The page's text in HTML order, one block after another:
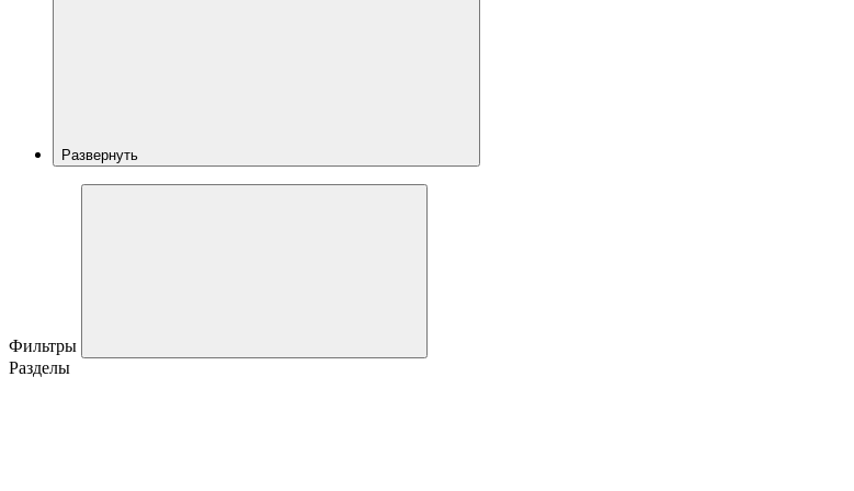
Развернуть
Фильтры
Разделы